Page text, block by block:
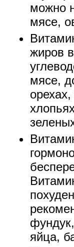
можно
мясе,
жиров
мясе,
яйца,